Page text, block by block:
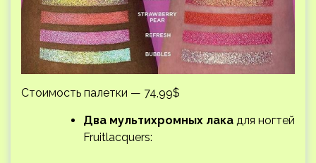
Стоимость палетки — 74,99$
Два мультихромных лака для ногтей
Fruitlacquers: